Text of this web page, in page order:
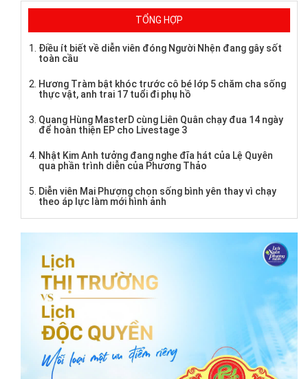
TỔNG HỢP
Điều ít biết về diễn viên đóng Người Nhện đang gây sốt
toàn cầu
Hương Tràm bật khóc trước cô bé lớp 5 chăm cha sống
thực vật, anh trai 17 tuổi đi phụ hồ
Quang Hùng MasterD cùng Liên Quân chạy đua 14 ngày
để hoàn thiện EP cho Livestage 3
Nhật Kim Anh tưởng đang nghe đĩa hát của Lệ Quyên
qua phần trình diễn của Phương Thảo
Diễn viên Mai Phượng chọn sống bình yên thay vì chạy
theo áp lực làm mới hình ảnh